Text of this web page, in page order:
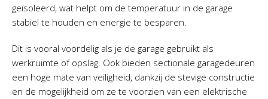
geïsoleerd, wat helpt om de temperatuur in de garage
stabiel te houden en energie te besparen.
Dit is vooral voordelig als je de garage gebruikt als
werkruimte of opslag. Ook bieden sectionale garagedeuren
een hoge mate van veiligheid, dankzij de stevige constructie
en de mogelijkheid om ze te voorzien van een elektrische